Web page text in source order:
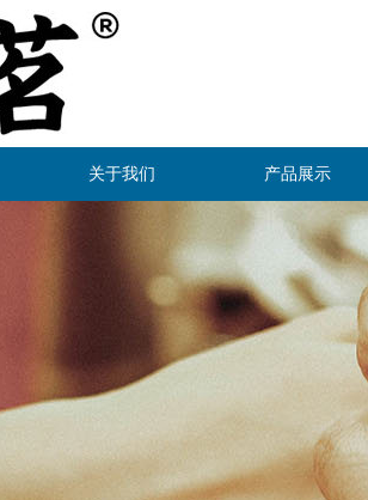
关于我们 产品展示